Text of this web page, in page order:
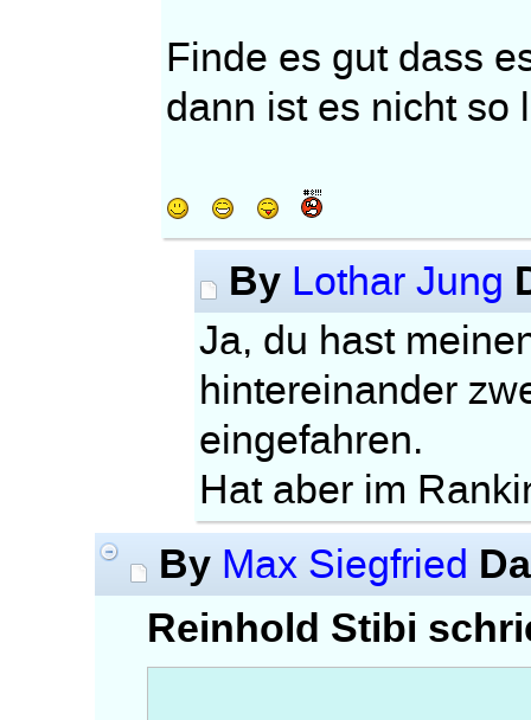
Finde es gut dass
dann ist es nicht so
By Lothar Jung
Ja, du hast
hintereinander
eingefahren.
Hat aber im
By Max Siegfried
Reinhold Stibi